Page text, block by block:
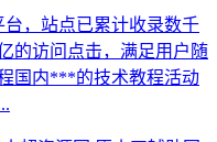
，站点已累计收录数千
的访问点击，满足用户随
国内***的技术教程活动